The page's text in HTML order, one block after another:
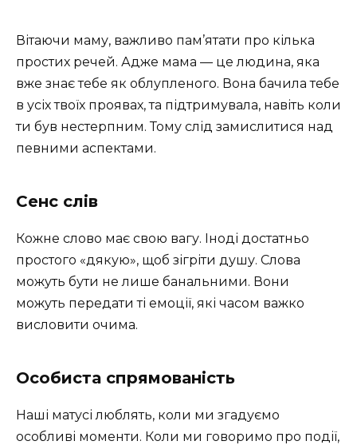
Вітаючи маму, важливо пам’ятати про кілька
простих речей. Адже мама — це людина, яка
вже знає тебе як облупленого. Вона бачила тебе
в усіх твоїх проявах, та підтримувала, навіть коли
ти був нестерпним. Тому слід замислитися над
певними аспектами.
Сенс слів
Кожне слово має свою вагу. Іноді достатньо
простого «дякую», щоб зігріти душу. Слова
можуть бути не лише банальними. Вони
можуть передати ті емоції, які часом важко
висловити очима.
Особиста спрямованість
Наші матусі люблять, коли ми згадуємо
особливі моменти. Коли ми говоримо про події,